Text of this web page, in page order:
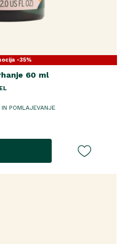
-35%
60 ml
POMLAJEVANJE